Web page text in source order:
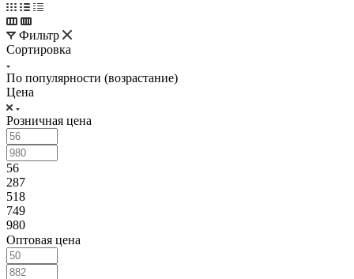
Фильтр
Сортировка
По популярности (возрастание)
Цена
Розничная цена
56
287
518
749
980
Оптовая цена